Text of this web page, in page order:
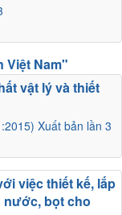
Việt Nam"
Xuất bản lần 3
vật lý và thiết
việc thiết kế, lắp
nước, bọt cho